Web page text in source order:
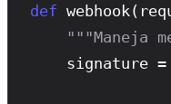
def webhook
"""Maneja
signature